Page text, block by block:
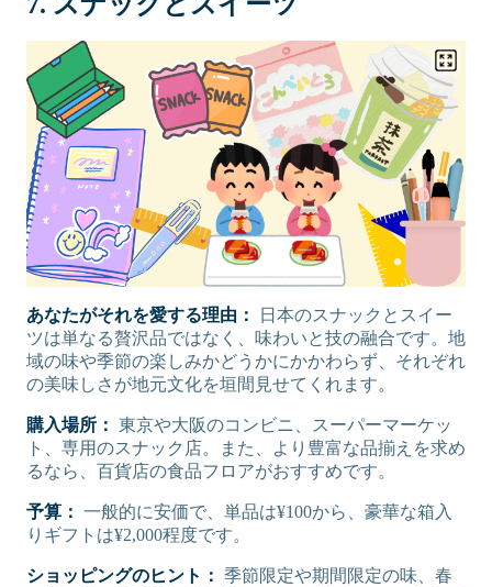
あなたがそれを愛する理由：
日本のスナックとスイー
ツは単なる贅沢品ではなく、味わいと技の融合です。地
域の味や季節の楽しみかどうかにかかわらず、それぞれ
の美味しさが地元文化を垣間見せてくれます。
購入場所： 東京や大阪のコンビニ、スーパーマーケッ
ト、専用のスナック店。また、より豊富な品揃えを求め
るなら、百貨店の食品フロアがおすすめです。
予算： 一般的に安価で、単品は¥100から、豪華な箱入
りギフトは¥2,000程度です。
ショッピングのヒント： 季節限定や期間限定の味、春